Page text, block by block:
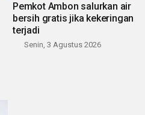
Pemkot Ambon salurkan air
bersih gratis jika kekeringan
terjadi
Senin, 3 Agustus 2026